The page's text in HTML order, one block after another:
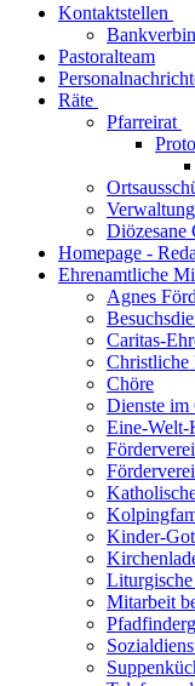
Kontaktstellen
Pastoralteam
Räte
Pfarreirat
Diözesane
Homepage -
Ehrenamtliche
Agnes
Caritas-
Christliche
Chöre
Dienste im
Eine-Welt-
Kinder-
Mitarbeit